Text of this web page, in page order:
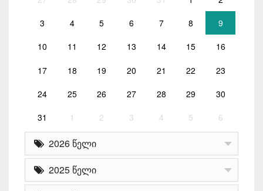
3 4 5 6 7 8 9
10 11 12 13 14 15 16
17 18 19 20 21 22 23
24 25 26 27 28 29 30
31 1 2 3 4 5 6
2026 წელი
2025 წელი